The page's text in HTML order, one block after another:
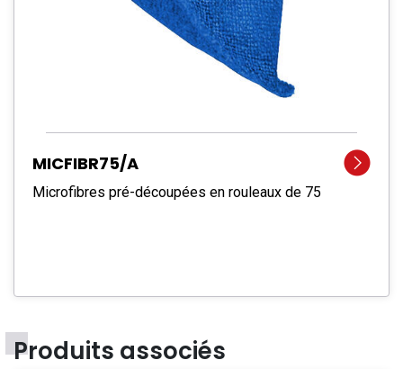
MICFIBR75/A
Microfibres pré-découpées en rouleaux de 75
Produits associés